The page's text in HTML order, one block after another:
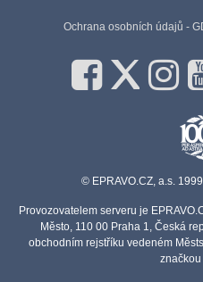
Ochrana osobních údajů -
© EPRAVO.CZ, a.s.
Provozovatelem serveru je
Město, 110 00 Praha 1, Česká
obchodním rejstříku vedeném